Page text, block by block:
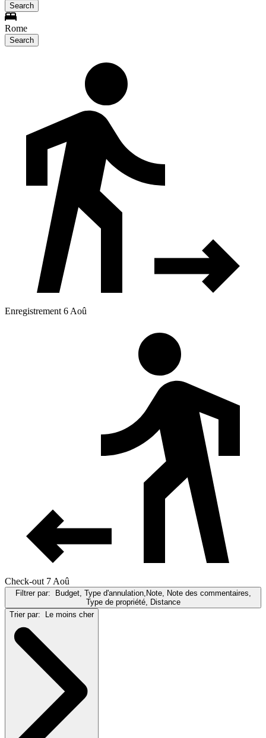
Search
Rome
Search
Enregistrement 6 Aoû
Check-out 7 Aoû
Filtrer par:
Budget, Type d'annulation,Note, Note des commentaires,
Type de propriété, Distance
Trier par:
Le moins cher